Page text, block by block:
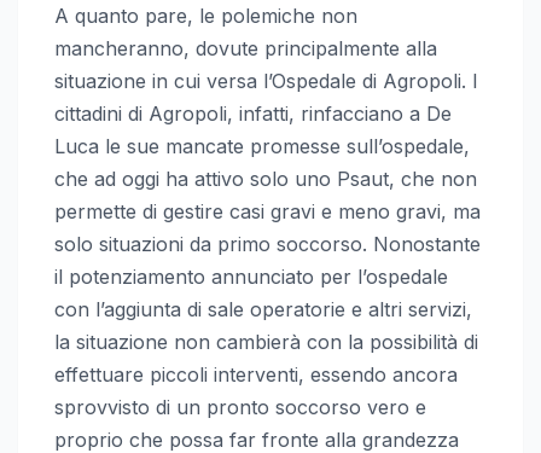
A quanto pare, le polemiche non
mancheranno, dovute principalmente alla
situazione in cui versa l’Ospedale di Agropoli. I
cittadini di Agropoli, infatti, rinfacciano a De
Luca le sue mancate promesse sull’ospedale,
che ad oggi ha attivo solo uno Psaut, che non
permette di gestire casi gravi e meno gravi, ma
solo situazioni da primo soccorso. Nonostante
il potenziamento annunciato per l’ospedale
con l’aggiunta di sale operatorie e altri servizi,
la situazione non cambierà con la possibilità di
effettuare piccoli interventi, essendo ancora
sprovvisto di un pronto soccorso vero e
proprio che possa far fronte alla grandezza